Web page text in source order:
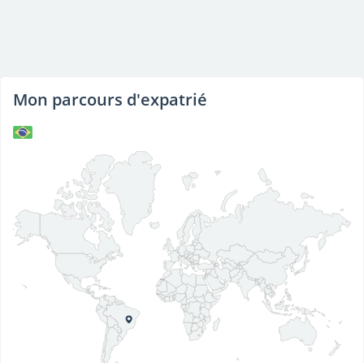
Mon parcours d'expatrié